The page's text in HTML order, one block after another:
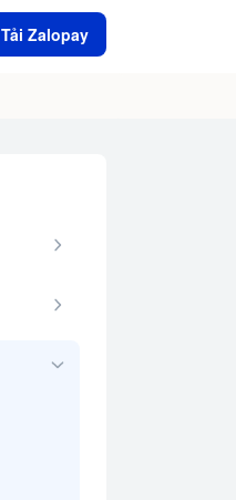
Tải Zalopay